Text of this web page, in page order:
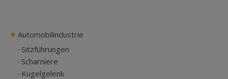
Automobilindustrie
Sitzführungen
Scharniere
Kugelgelenk